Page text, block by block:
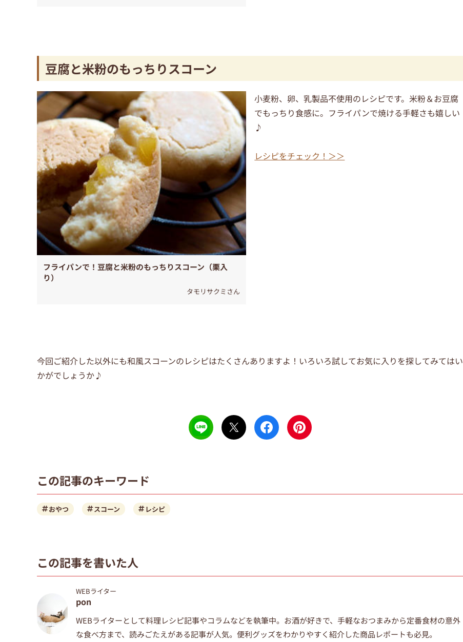
豆腐と米粉のもっちりスコーン
フライパンで！豆腐と米粉のもっちりスコーン（栗入
り）
タモリサクミさん
小麦粉、卵、乳製品不使用のレシピです。米粉＆お豆腐
でもっちり食感に。フライパンで焼ける手軽さも嬉しい
♪
レシピをチェック！＞＞
今回ご紹介した以外にも和風スコーンのレシピはたくさんありますよ！いろいろ試してお気に入りを探してみてはい
かがでしょうか♪
この記事のキーワード
おやつ スコーン レシピ
この記事を書いた人
WEBライター
pon
WEBライターとして料理レシピ記事やコラムなどを執筆中。 お酒が好きで、手軽なおつまみから定番食材の意外
な食べ方まで、 読みごたえがある記事が人気。便利グッズをわかりやすく紹介した商品レポートも必見。